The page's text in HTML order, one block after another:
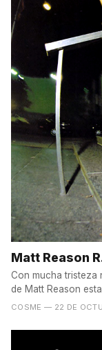
Matt Reason
Con mucha tristeza
de Matt Reason
COSME — 22 DE